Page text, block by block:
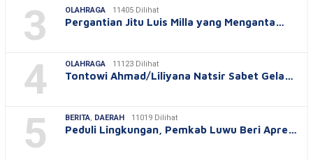
3 OLAHRAGA 11405 Dilihat
Pergantian Jitu Luis Milla yang Menganta…
4 OLAHRAGA 11123 Dilihat
Tontowi Ahmad/Liliyana Natsir Sabet Gela…
5 BERITA, DAERAH 11019 Dilihat
Peduli Lingkungan, Pemkab Luwu Beri Apre…